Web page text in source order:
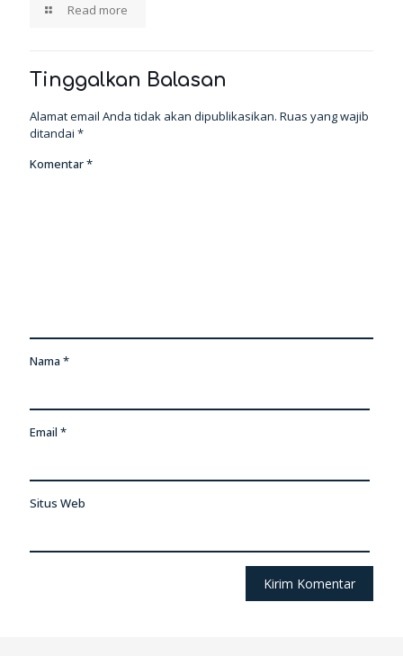
Read more
Tinggalkan Balasan
Alamat email Anda tidak akan dipublikasikan. Ruas yang wajib
ditandai *
Komentar*
Nama *
Email *
Situs Web